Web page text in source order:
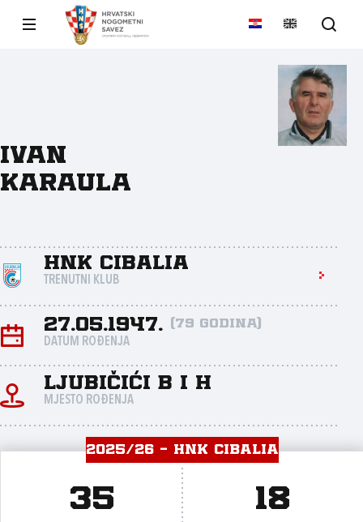
Ivan
Karaula
HNK Cibalia
TRENUTNI KLUB
27.05.1947. (79 godina)
DATUM ROĐENJA
Ljubičići B I H
MJESTO ROĐENJA
2025/26 - HNK CIBALIA
35 18